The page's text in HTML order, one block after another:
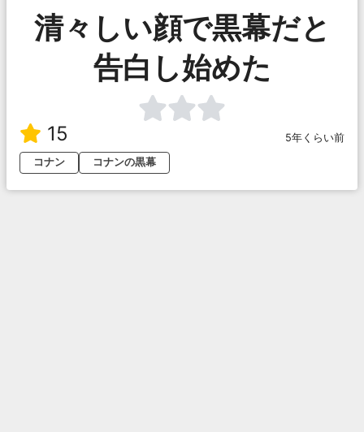
清々しい顔で黒幕だと
告白し始めた
15
5年くらい前
コナン
コナンの黒幕